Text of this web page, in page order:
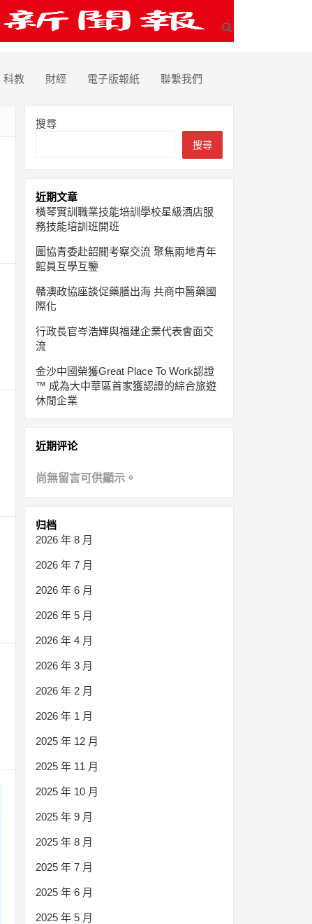
科教 財經 電子版報紙 聯繫我們
搜尋
搜尋
近期文章
橫琴實訓職業技能培訓學校星級酒店服
務技能培訓班開班
圖協青委赴韶關考察交流 聚焦兩地青年
館員互學互鑒
贛澳政協座談促藥膳出海 共商中醫藥國
際化
行政長官岑浩輝與福建企業代表會面交
流
金沙中國榮獲Great Place To Work認證
™ 成為大中華區首家獲認證的綜合旅遊
休閒企業
近期评论
尚無留言可供顯示。
归档
2026 年 8 月
2026 年 7 月
2026 年 6 月
2026 年 5 月
2026 年 4 月
2026 年 3 月
2026 年 2 月
2026 年 1 月
2025 年 12 月
2025 年 11 月
2025 年 10 月
2025 年 9 月
2025 年 8 月
2025 年 7 月
2025 年 6 月
2025 年 5 月